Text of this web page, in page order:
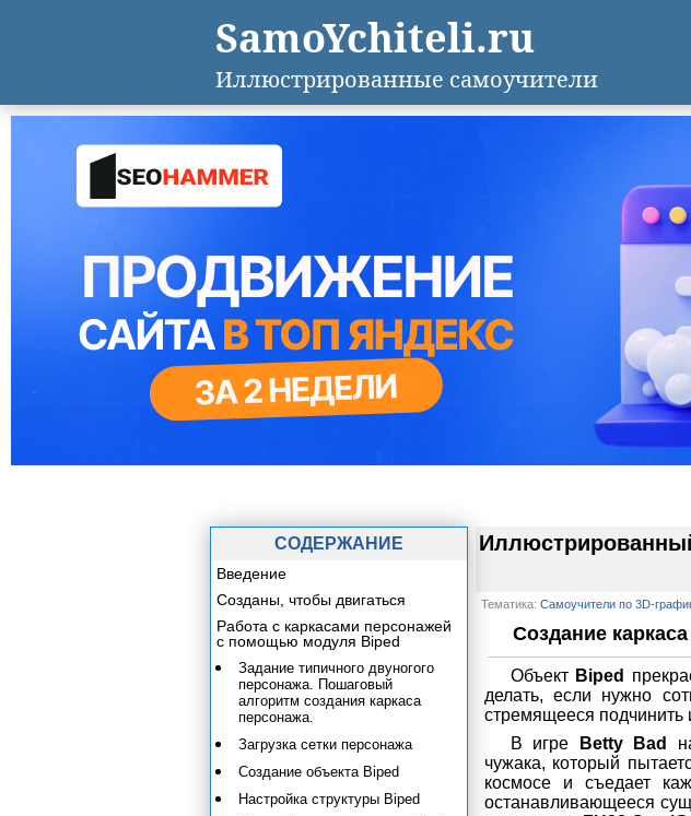
Тематика: Самоучители по 3D-
Создание
Объект Biped
делать, если нужно
стремящееся подчинить
В игре
Betty Bad
чужака, который
космосе и съедает
останавливающееся
СОДЕРЖАНИЕ
Введение
Созданы, чтобы двигаться
Работа с каркасами персонажей
с помощью модуля Biped
Задание типичного двуногого
персонажа. Пошаговый
алгоритм создания каркаса
персонажа.
Загрузка сетки персонажа
Создание объекта Biped
Настройка структуры Biped
SamoYchiteli.ru
Иллюстрированные самоучители